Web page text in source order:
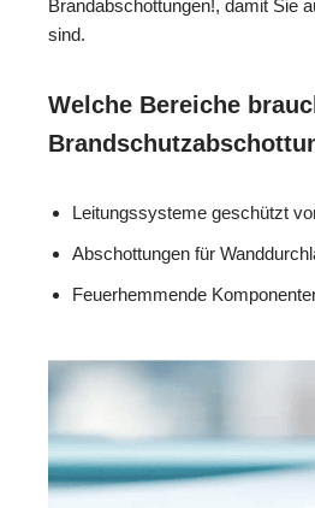
Brandabschottungen!, damit Sie
sind.
Welche Bereiche
Leitungssysteme geschützt
Abschottungen für
Feuerhemmende